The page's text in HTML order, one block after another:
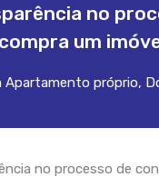
no
um
Apartamento próprio,
no processo de